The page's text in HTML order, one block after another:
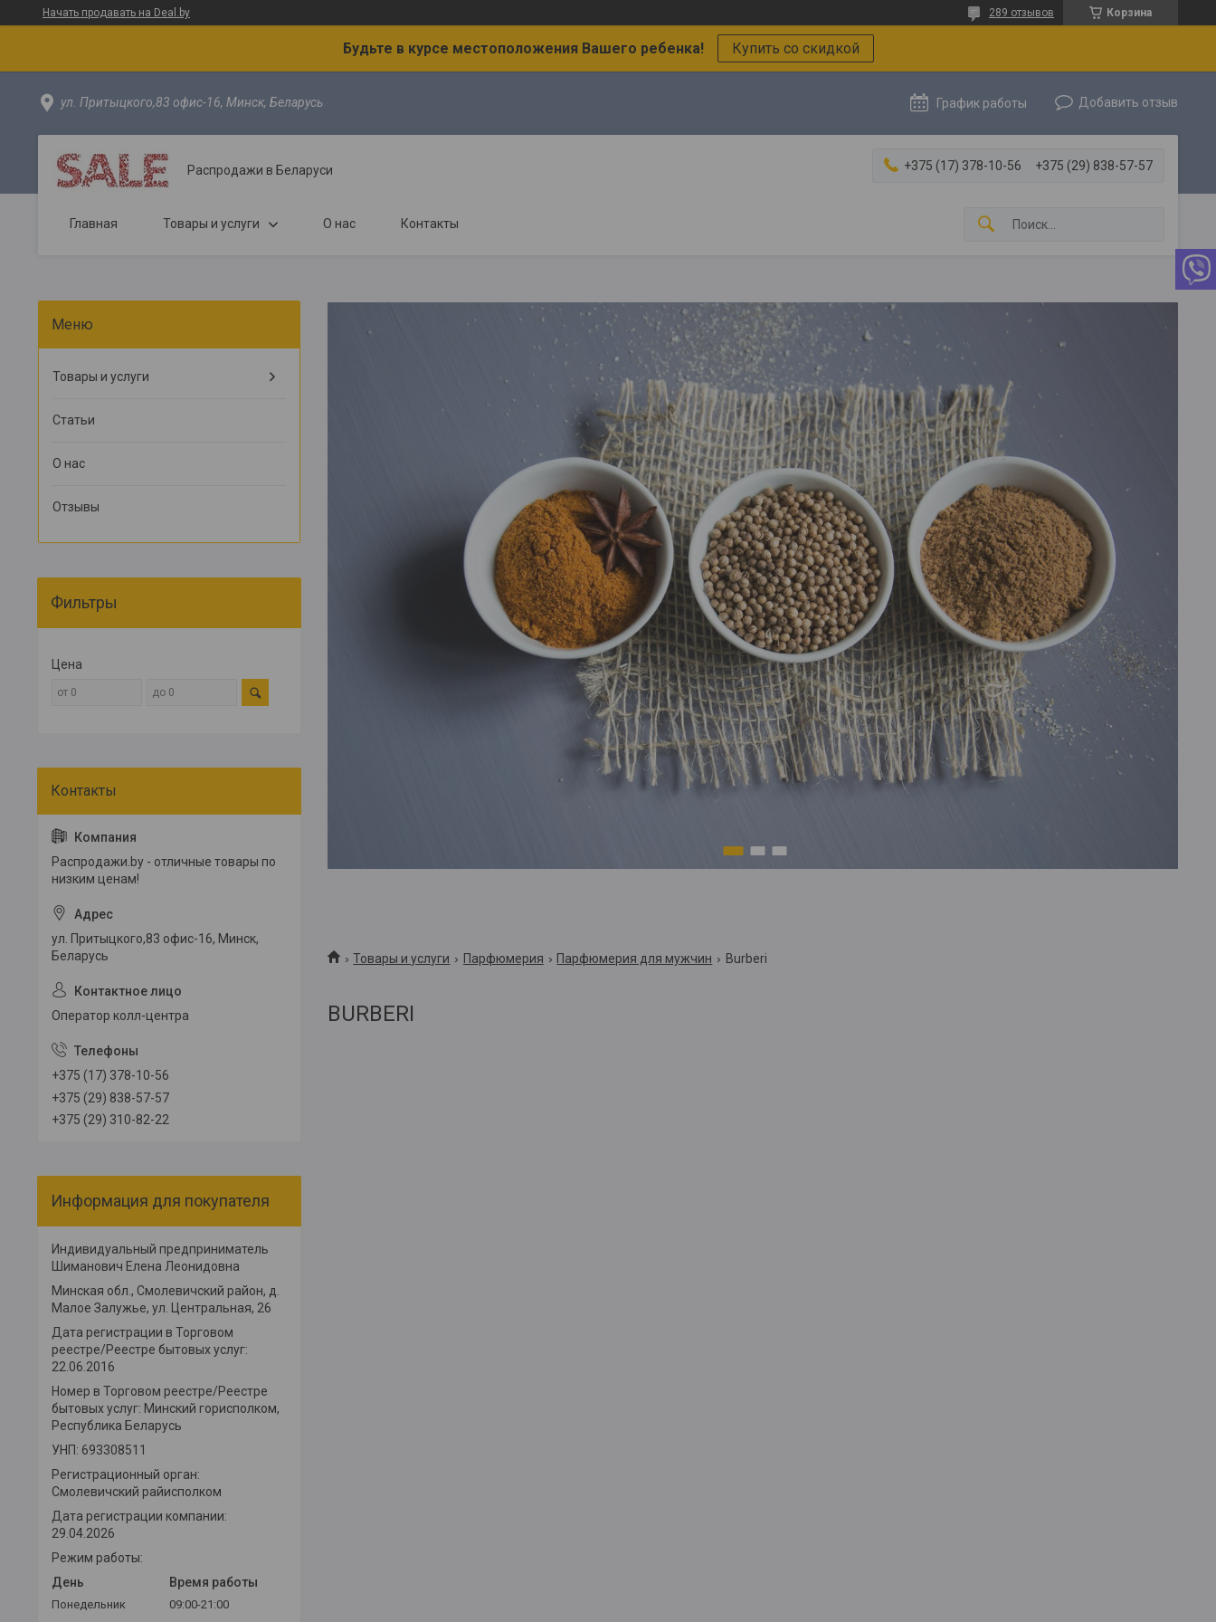
Начать продавать на Deal.by Корзина
289 отзывов
Будьте в курсе местоположения Вашего ребенка! Купить со скидкой
ул. Притыцкого,83 офис-16, Минск, Беларусь График работы Добавить отзыв
Распродажи в Беларуси +375 (17) 378-10-56 +375 (29) 838-57-57
Главная Товары и услуги О нас Контакты
Товары и услуги Парфюмерия Парфюмерия для мужчин Burberi
BURBERI
Товары и услуги
Статьи
О нас
Отзывы
Фильтры
Цена
Распродажи.by - отличные товары по
низким ценам!
ул. Притыцкого,83 офис-16, Минск,
Беларусь
Оператор колл-центра
+375 (17) 378-10-56
+375 (29) 838-57-57
+375 (29) 310-82-22
Информация для покупателя
Индивидуальный предприниматель
Шиманович Елена Леонидовна
Минская обл., Смолевичский район, д.
Малое Залужье, ул. Центральная, 26
Дата регистрации в Торговом
реестре/Реестре бытовых услуг:
22.06.2016
Номер в Торговом реестре/Реестре
бытовых услуг: Минский горисполком,
Республика Беларусь
УНП: 693308511
Регистрационный орган:
Смолевичский райисполком
Дата регистрации компании:
29.04.2026
Режим работы:
День
Время работы
Понедельник
09:00-21:00